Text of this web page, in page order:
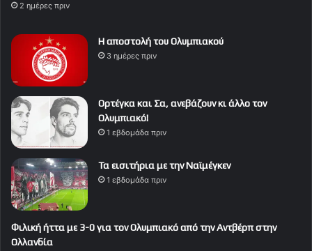
2 ημέρες πριν
Η αποστολή του Ολυμπιακού
3 ημέρες πριν
Ορτέγκα και Σα, ανεβάζουν κι άλλο τον
Ολυμπιακό!
1 εβδομάδα πριν
Τα εισιτήρια με την Ναϊμέγκεν
1 εβδομάδα πριν
Φιλική ήττα με 3-0 για τον Ολυμπιακό από την Αντβέρπ στην
Ολλανδία